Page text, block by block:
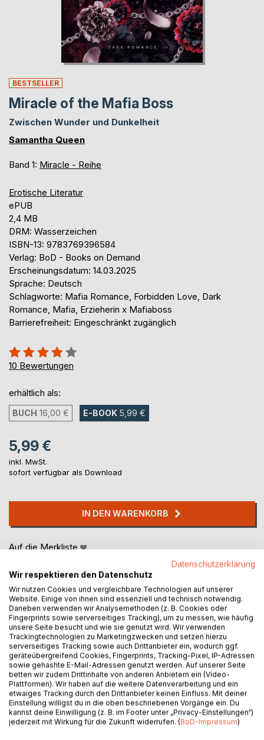
BESTSELLER
Miracle of the Mafia Boss
Zwischen Wunder und Dunkelheit
Samantha Queen
Band 1: Miracle - Reihe
Erotische Literatur
ePUB
2,4 MB
DRM: Wasserzeichen
ISBN-13: 9783769396584
Verlag: BoD - Books on Demand
Erscheinungsdatum: 14.03.2025
Sprache: Deutsch
Schlagworte: Mafia Romance, Forbidden Love, Dark
Romance, Mafia, Erzieherin x Mafiaboss
Barrierefreiheit: Eingeschränkt zugänglich
Bewertung::
82%
10 Bewertungen
erhältlich als:
BUCH 16,00 € E-BOOK 5,99 €
5,99 €
inkl. MwSt.
sofort verfügbar als Download
IN DEN WARENKORB
Auf die Merkliste
BESCHREIBUNG
Milena liebt ihren Job als Erzieherin und widmet sich mit
Herz und Seele den Kindern in ihrer Gruppe. Doch als der
attraktive Leano eines Tages ein Kind in ihre Obhut gibt,
verändert sich ihr Leben schlagartig. Leano macht ihr ein
Datenschutzerklärung
Wir respektieren den Datenschutz
Wir nutzen Cookies und vergleichbare Technologien auf unserer
Website. Einige von ihnen sind essenziell und technisch notwendig.
Daneben verwenden wir Analysemethoden (z. B. Cookies oder
Fingerprints sowie serverseitiges Tracking), um zu messen, wie häufig
unsere Seite besucht und wie sie genutzt wird. Wir verwenden
Trackingtechnologien zu Marketingzwecken und setzen hierzu
serverseitiges Tracking sowie auch Drittanbieter ein, wodurch ggf.
geräteübergreifend Cookies, Fingerprints, Tracking-Pixel, IP-Adressen
sowie gehashte E-Mail-Adressen genutzt werden. Auf unserer Seite
betten wir zudem Drittinhalte von anderen Anbietern ein (Video-
Plattformen). Wir haben auf die weitere Datenverarbeitung und ein
etwaiges Tracking durch den Drittanbieter keinen Einfluss. Mit deiner
Einstellung willigst du in die oben beschriebenen Vorgänge ein. Du
kannst deine Einwilligung (z. B. im Footer unter „Privacy-Einstellungen“)
jederzeit mit Wirkung für die Zukunft widerrufen. (BoD-Impressum)